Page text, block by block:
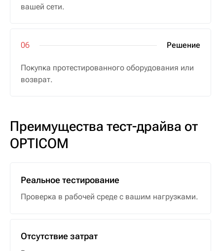
вашей сети.
Решение
Покупка протестированного оборудования или
возврат.
Преимущества тест-драйва от
OPTICOM
Реальное тестирование
Проверка в рабочей среде с вашим нагрузками.
Отсутствие затрат